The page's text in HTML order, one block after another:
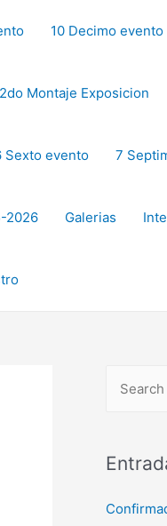
10 Decimo evento
2do Montaje Exposicion
Sexto evento 7
2026 Galerias